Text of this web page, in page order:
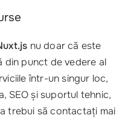
nu doar că este
din punct de vedere al
într-un singur loc,
SEO și suportul tehnic,
trebui să contactați mai